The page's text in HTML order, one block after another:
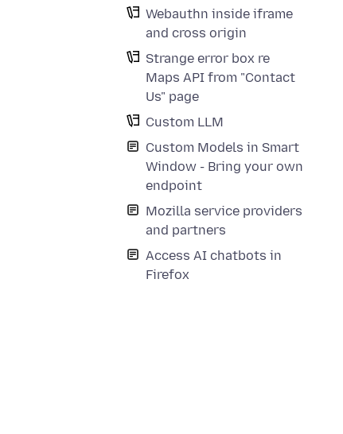
Webauthn inside iframe
and cross origin
Strange error box re
Maps API from "Contact
Us" page
Custom LLM
Custom Models in Smart
Window - Bring your own
endpoint
Mozilla service providers
and partners
Access AI chatbots in
Firefox